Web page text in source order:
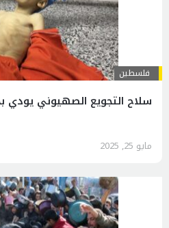
فلسطين
سلاح التجويع الصهيوني
مايو 25, 2025